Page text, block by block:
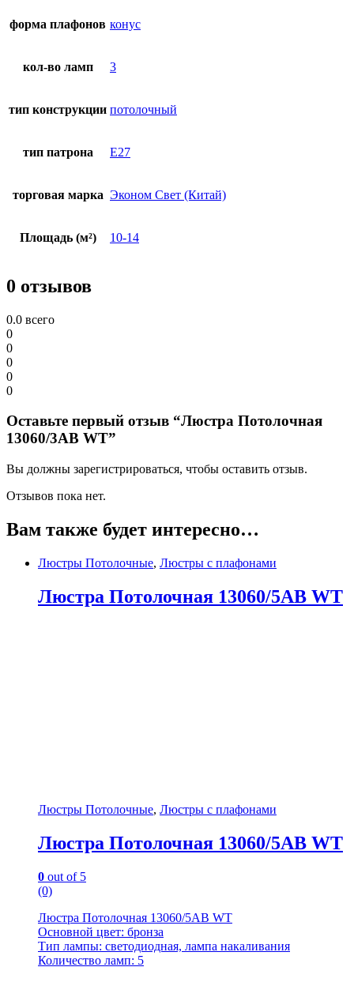
форма плафонов конус
кол-во ламп 3
тип конструкции потолочный
тип патрона E27
торговая марка Эконом Свет (Китай)
Площадь (м²) 10-14
0 отзывов
0.0 всего
0
0
0
0
0
Оставьте первый отзыв “Люстра Потолочная
13060/3AB WT”
Вы должны зарегистрироваться, чтобы оставить отзыв.
Отзывов пока нет.
Вам также будет интересно…
Люстры Потолочные, Люстры с плафонами
Люстра Потолочная 13060/5AB WT
Люстры Потолочные, Люстры с плафонами
Люстра Потолочная 13060/5AB WT
0 out of 5
(0)
Люстра Потолочная 13060/5AB WT
Основной цвет: бронза
Тип лампы: светодиодная, лампа накаливания
Количество ламп: 5